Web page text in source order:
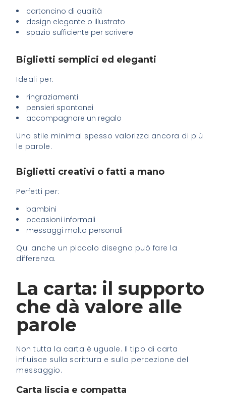
cartoncino di qualità
design elegante o illustrato
spazio sufficiente per scrivere
Biglietti semplici ed eleganti
Ideali per:
ringraziamenti
pensieri spontanei
accompagnare un regalo
Uno stile minimal spesso valorizza ancora di più
le parole.
Biglietti creativi o fatti a mano
Perfetti per:
bambini
occasioni informali
messaggi molto personali
Qui anche un piccolo disegno può fare la
differenza.
La carta: il supporto
che dà valore alle
parole
Non tutta la carta è uguale. Il tipo di carta
influisce sulla scrittura e sulla percezione del
messaggio.
Carta liscia e compatta